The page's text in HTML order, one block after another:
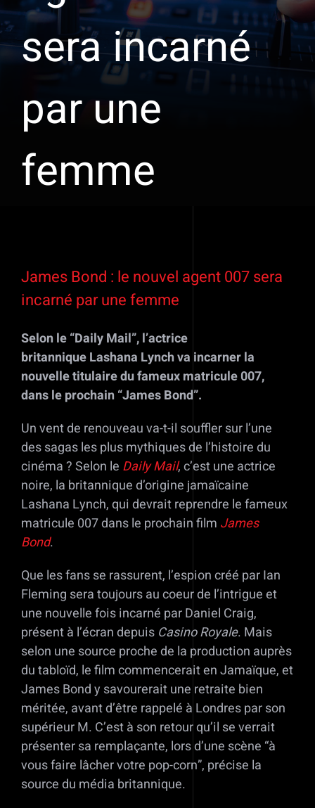
sera incarné
par une
femme
l'image
agrandie
James Bond : le nouvel agent 007 sera
incarné par une femme
Selon le “Daily Mail”, l’actrice
britannique Lashana Lynch va incarner la
nouvelle titulaire du fameux matricule 007,
dans le prochain “James Bond”.
Un vent de renouveau va-t-il souffler sur l’une
des sagas les plus mythiques de l’histoire du
cinéma ? Selon le Daily Mail, c’est une actrice
noire, la britannique d’origine jamaïcaine
Lashana Lynch, qui devrait reprendre le fameux
matricule 007 dans le prochain film James
Bond.
Que les fans se rassurent, l’espion créé par Ian
Fleming sera toujours au coeur de l’intrigue et
une nouvelle fois incarné par Daniel Craig,
présent à l’écran depuis Casino Royale. Mais
selon une source proche de la production auprès
du tabloïd, le film commencerait en Jamaïque, et
James Bond y savourerait une retraite bien
méritée, avant d’être rappelé à Londres par son
supérieur M. C’est à son retour qu’il se verrait
présenter sa remplaçante, lors d’une scène “à
vous faire lâcher votre pop-corn”, précise la
source du média britannique.